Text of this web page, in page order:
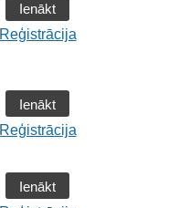
Ienākt
Reģistrācija
Ienākt
Reģistrācija
Ienākt